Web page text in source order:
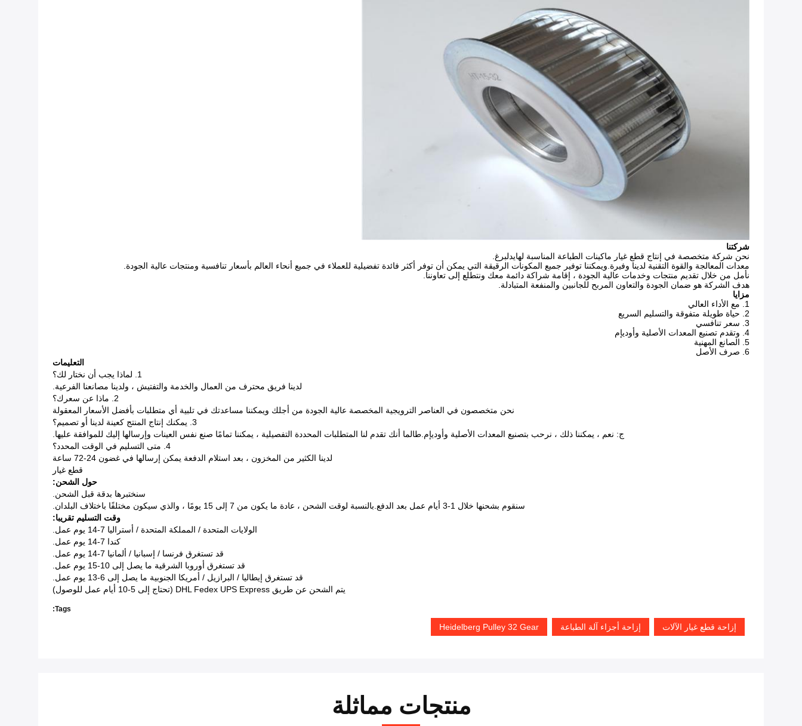
شركتنا
نحن شركة متخصصة في إنتاج قطع غيار ماكينات الطباعة المناسبة لهايدلبرغ.
معدات المعالجة والقوة التقنية لدينا وفيرة.ويمكننا توفير جميع المكونات الرقيقة التي يمكن أن توفر أكثر فائدة تفضيلية للعملاء في جميع أنحاء العالم بأسعار تنافسية ومنتجات عالية الجودة.
نأمل من خلال تقديم منتجات وخدمات عالية الجودة ، إقامة شراكة دائمة معك ونتطلع إلى تعاوننا.
هدف الشركة هو ضمان الجودة والتعاون المربح للجانبين والمنفعة المتبادلة.
مزايا
1. مع الأداء العالي
2. حياة طويلة متفوقة والتسليم السريع
3. سعر تنافسي
4. وتقدم تصنيع المعدات الأصلية وأوديإم
5. الصانع المهنية
6. صرف الأصل
التعليمات
1. لماذا يجب أن نختار لك؟
لدينا فريق محترف من العمال والخدمة والتفتيش ، ولدينا مصانعنا الفرعية.
2. ماذا عن سعرك؟
نحن متخصصون في العناصر الترويجية المخصصة عالية الجودة من أجلك ويمكننا مساعدتك في تلبية أي متطلبات بأفضل الأسعار المعقولة
3. يمكنك إنتاج المنتج كعينة لدينا أو تصميم؟
ج: نعم ، يمكننا ذلك ، نرحب بتصنيع المعدات الأصلية وأوديإم.طالما أنك تقدم لنا المتطلبات المحددة التفصيلية ، يمكننا تمامًا صنع نفس العينات وإرسالها إليك للموافقة عليها.
4. متى التسليم في الوقت المحدد؟
لدينا الكثير من المخزون ، بعد استلام الدفعة يمكن إرسالها في غضون 24-72 ساعة
قطع غيار
حول الشحن:
سنختبرها بدقة قبل الشحن.
سنقوم بشحنها خلال 1-3 أيام عمل بعد الدفع.بالنسبة لوقت الشحن ، عادة ما يكون من 7 إلى 15 يومًا ، والذي سيكون مختلفًا باختلاف البلدان.
وقت التسليم تقريبا:
الولايات المتحدة / المملكة المتحدة / أستراليا 7-14 يوم عمل.
كندا 7-14 يوم عمل.
قد تستغرق فرنسا / إسبانيا / ألمانيا 7-14 يوم عمل.
قد تستغرق أوروبا الشرقية ما يصل إلى 10-15 يوم عمل.
قد تستغرق إيطاليا / البرازيل / أمريكا الجنوبية ما يصل إلى 6-13 يوم عمل.
يتم الشحن عن طريق DHL Fedex UPS Express (تحتاج إلى 5-10 أيام عمل للوصول)
Tags:
إزاحة قطع غيار الآلات إزاحة أجزاء آلة الطباعة Heidelberg Pulley 32 Gear
منتجات مماثلة